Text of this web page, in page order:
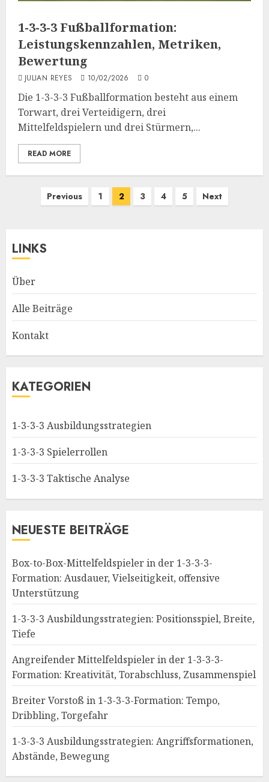
1-3-3-3 Fußballformation:
Leistungskennzahlen, Metriken,
Bewertung
JULIAN REYES 10/02/2026 0
Die 1-3-3-3 Fußballformation besteht aus einem
Torwart, drei Verteidigern, drei
Mittelfeldspielern und drei Stürmern,...
READ MORE
Previous 1 2 3 4 5 Next
LINKS
Über
Alle Beiträge
Kontakt
KATEGORIEN
1-3-3-3 Ausbildungsstrategien
1-3-3-3 Spielerrollen
1-3-3-3 Taktische Analyse
NEUESTE BEITRÄGE
Box-to-Box-Mittelfeldspieler in der 1-3-3-3-
Formation: Ausdauer, Vielseitigkeit, offensive
Unterstützung
1-3-3-3 Ausbildungsstrategien: Positionsspiel, Breite,
Tiefe
Angreifender Mittelfeldspieler in der 1-3-3-3-
Formation: Kreativität, Torabschluss, Zusammenspiel
Breiter Vorstoß in 1-3-3-3-Formation: Tempo,
Dribbling, Torgefahr
1-3-3-3 Ausbildungsstrategien: Angriffsformationen,
Abstände, Bewegung